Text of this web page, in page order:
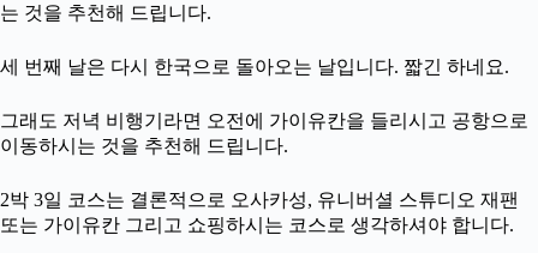
는 것을 추천해 드립니다.
세 번째 날은 다시 한국으로 돌아오는 날입니다. 짧긴 하네요.
그래도 저녁 비행기라면 오전에 가이유칸을 들리시고 공항으로
이동하시는 것을 추천해 드립니다.
2박 3일 코스는 결론적으로 오사카성, 유니버셜 스튜디오 재팬
또는 가이유칸 그리고 쇼핑하시는 코스로 생각하셔야 합니다.